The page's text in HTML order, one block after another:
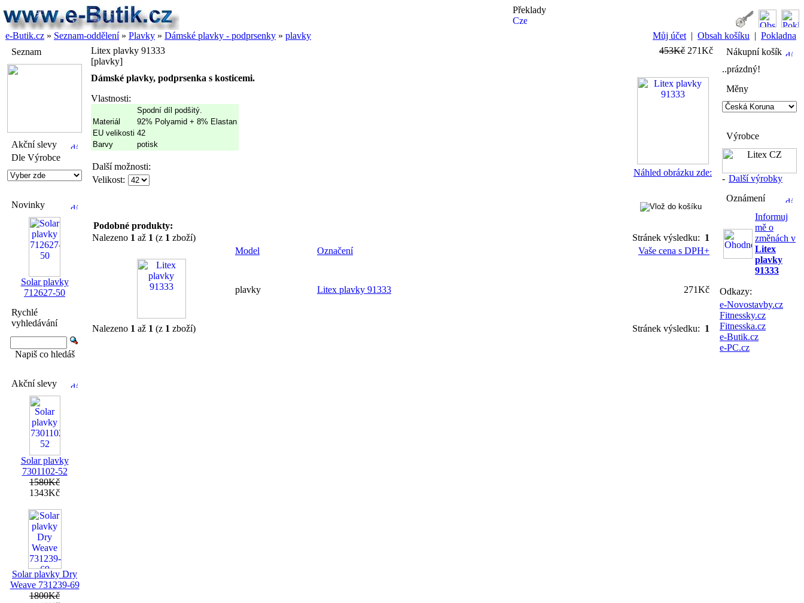
Překlady
e-Butik.cz » Seznam-oddělení» Plavky » Dámské plavky - podprsenky » plavky Můj účet | Obsah košíku | Pokladna
Seznam
Akční slevy
Dle Výrobce
Novinky
Solar plavky
712627-50
Rychlé
vyhledávání
Napiš co hledáš
Akční slevy
Solar plavky
7301102-52
1580Kč
1343Kč
Solar plavky Dry
Weave 731239-69
1800Kč
Litex plavky 91333
[plavky]
453Kč 271Kč
Náhled obrázku zde:
Dámské plavky, podprsenka s kosticemi.
Vlastnosti:
Spodní díl podšitý.
Materiál
92% Polyamid + 8% Elastan
EU velikosti 42
Barvy
potisk
Další možnosti:
Velikost:
Podobné produkty:
Nalezeno 1 až 1 (z 1 zboží) Stránek výsledku: 1
Model
Označení Vaše cena s DPH+
plavky Litex plavky 91333 271Kč
Nalezeno 1 až 1 (z 1 zboží) Stránek výsledku: 1
Nákupní košík
..prázdný!
Měny
Výrobce
- Další výrobky
Oznámení
Informuj
mě o
změnách v
Litex
plavky
91333
Odkazy:
e-Novostavby.cz
Fitnessky.cz
Fitnesska.cz
e-Butik.cz
e-PC.cz